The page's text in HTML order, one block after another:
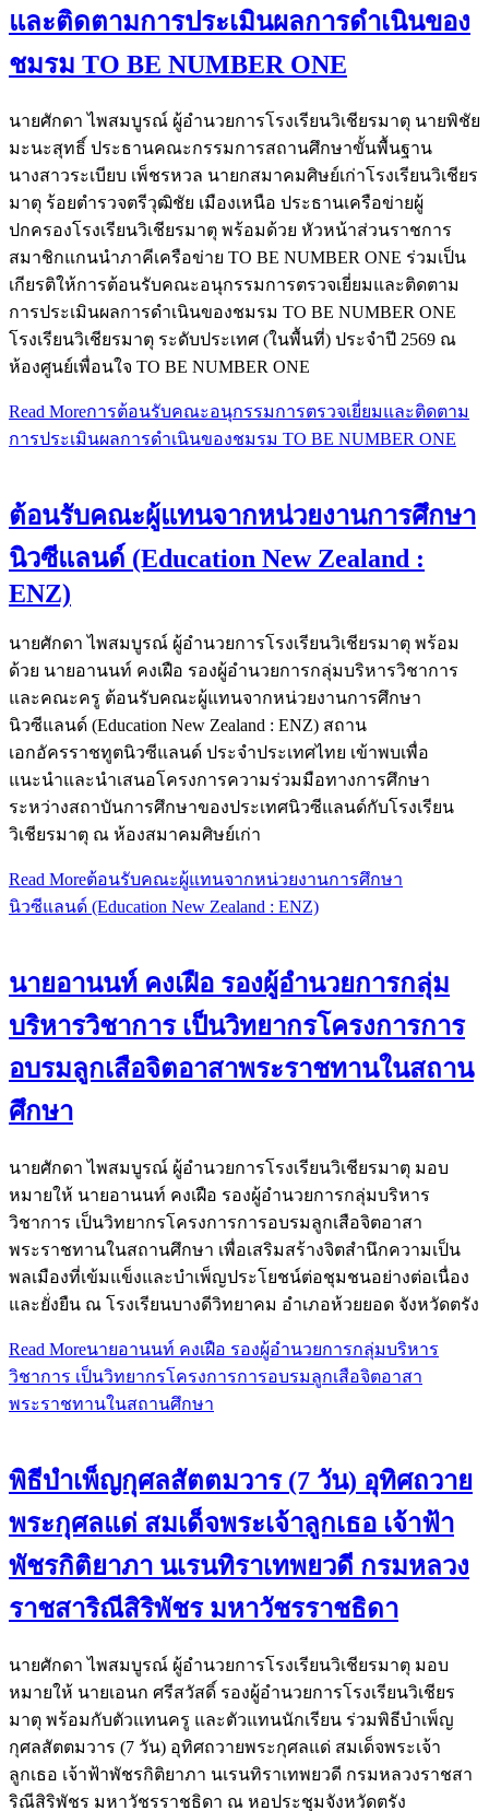
และติดตามการประเมินผลการดำเนินของ
ชมรม TO BE NUMBER ONE
นายศักดา ไพสมบูรณ์ ผู้อำนวยการโรงเรียนวิเชียรมาตุ นายพิชัย
มะนะสุทธิ์ ประธานคณะกรรมการสถานศึกษาขั้นพื้นฐาน
นางสาวระเบียบ เพ็ชรหวล นายกสมาคมศิษย์เก่าโรงเรียนวิเชียร
มาตุ ร้อยตำรวจตรีวุฒิชัย เมืองเหนือ ประธานเครือข่ายผู้
ปกครองโรงเรียนวิเชียรมาตุ พร้อมด้วย หัวหน้าส่วนราชการ
สมาชิกแกนนำภาคีเครือข่าย TO BE NUMBER ONE ร่วมเป็น
เกียรติให้การต้อนรับคณะอนุกรรมการตรวจเยี่ยมและติดตาม
การประเมินผลการดำเนินของชมรม TO BE NUMBER ONE
โรงเรียนวิเชียรมาตุ ระดับประเทศ (ในพื้นที่) ประจำปี 2569 ณ
ห้องศูนย์เพื่อนใจ TO BE NUMBER ONE
Read Moreการต้อนรับคณะอนุกรรมการตรวจเยี่ยมและติดตาม
การประเมินผลการดำเนินของชมรม TO BE NUMBER ONE
ต้อนรับคณะผู้แทนจากหน่วยงานการศึกษา
นิวซีแลนด์ (Education New Zealand :
ENZ)
นายศักดา ไพสมบูรณ์ ผู้อำนวยการโรงเรียนวิเชียรมาตุ พร้อม
ด้วย นายอานนท์ คงเฝือ รองผู้อำนวยการกลุ่มบริหารวิชาการ
และคณะครู ต้อนรับคณะผู้แทนจากหน่วยงานการศึกษา
นิวซีแลนด์ (Education New Zealand : ENZ) สถาน
เอกอัครราชทูตนิวซีแลนด์ ประจำประเทศไทย เข้าพบเพื่อ
แนะนำและนำเสนอโครงการความร่วมมือทางการศึกษา
ระหว่างสถาบันการศึกษาของประเทศนิวซีแลนด์กับโรงเรียน
วิเชียรมาตุ ณ ห้องสมาคมศิษย์เก่า
Read Moreต้อนรับคณะผู้แทนจากหน่วยงานการศึกษา
นิวซีแลนด์ (Education New Zealand : ENZ)
นายอานนท์ คงเฝือ รองผู้อำนวยการกลุ่ม
บริหารวิชาการ เป็นวิทยากรโครงการการ
อบรมลูกเสือจิตอาสาพระราชทานในสถาน
ศึกษา
นายศักดา ไพสมบูรณ์ ผู้อำนวยการโรงเรียนวิเชียรมาตุ มอบ
หมายให้ นายอานนท์ คงเฝือ รองผู้อำนวยการกลุ่มบริหาร
วิชาการ เป็นวิทยากรโครงการการอบรมลูกเสือจิตอาสา
พระราชทานในสถานศึกษา เพื่อเสริมสร้างจิตสำนึกความเป็น
พลเมืองที่เข้มแข็งและบำเพ็ญประโยชน์ต่อชุมชนอย่างต่อเนื่อง
และยั่งยืน ณ โรงเรียนบางดีวิทยาคม อำเภอห้วยยอด จังหวัดตรัง
Read Moreนายอานนท์ คงเฝือ รองผู้อำนวยการกลุ่มบริหาร
วิชาการ เป็นวิทยากรโครงการการอบรมลูกเสือจิตอาสา
พระราชทานในสถานศึกษา
พิธีบำเพ็ญกุศลสัตตมวาร (7 วัน) อุทิศถวาย
พระกุศลแด่ สมเด็จพระเจ้าลูกเธอ เจ้าฟ้า
พัชรกิติยาภา นเรนทิราเทพยวดี กรมหลวง
ราชสาริณีสิริพัชร มหาวัชรราชธิดา
นายศักดา ไพสมบูรณ์ ผู้อำนวยการโรงเรียนวิเชียรมาตุ มอบ
หมายให้ นายเอนก ศรีสวัสดิ์ รองผู้อำนวยการโรงเรียนวิเชียร
มาตุ พร้อมกับตัวแทนครู และตัวแทนนักเรียน ร่วมพิธีบำเพ็ญ
กุศลสัตตมวาร (7 วัน) อุทิศถวายพระกุศลแด่ สมเด็จพระเจ้า
ลูกเธอ เจ้าฟ้าพัชรกิติยาภา นเรนทิราเทพยวดี กรมหลวงราชสา
ริณีสิริพัชร มหาวัชรราชธิดา ณ หอประชุมจังหวัดตรัง